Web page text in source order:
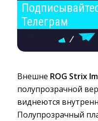
Телеграм
Внешне ROG Strix
полупрозрачной
виднеются
Полупрозрачный